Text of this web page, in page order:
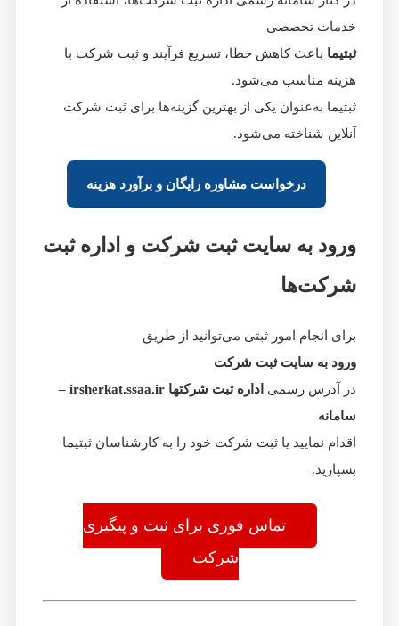
خدمات تخصصی
ثبتیما باعث کاهش خطا، تسریع فرآیند و ثبت شرکت با
هزینه مناسب می‌شود.
ثبتیما به‌عنوان یکی از بهترین گزینه‌ها برای ثبت شرکت
آنلاین شناخته می‌شود.
درخواست مشاوره رایگان و برآورد هزینه
ورود به سایت ثبت شرکت و اداره ثبت
شرکت‌ها
برای انجام امور ثبتی می‌توانید از طریق
ورود به سایت ثبت شرکت
در آدرس رسمی
اداره ثبت شرکتها irsherkat.ssaa.ir –
سامانه
اقدام نمایید یا ثبت شرکت خود را به کارشناسان ثبتیما
بسپارید.
تماس فوری برای ثبت و پیگیری
شرکت